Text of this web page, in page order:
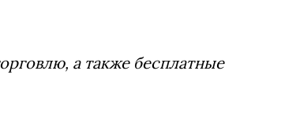
а также бесплатные